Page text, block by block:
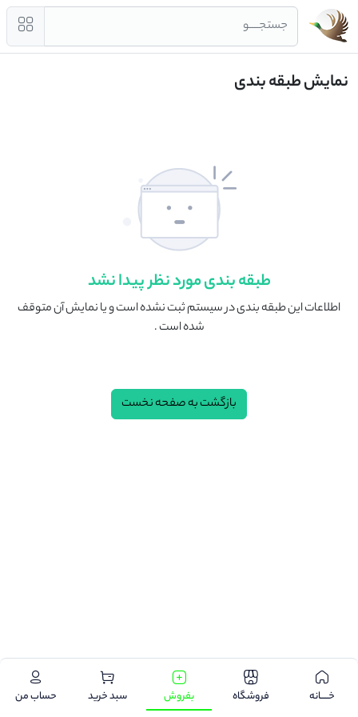
جستجــــو
نمایش طبقه بندی
طبقه بندی مورد نظر پیدا نشد
اطلاعات این طبقه بندی در سیستم ثبت نشده است و یا نمایش آن متوقف
شده است .
بازگشت به صفحه نخست
خـــــانه فروشگاه بفروش سبد خرید حساب من